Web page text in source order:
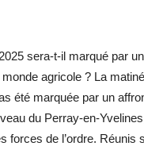
sera-t-il marqué par
agricole ? La
été marquée par un
du Perray-en-
forces de l’ordre. Réunis